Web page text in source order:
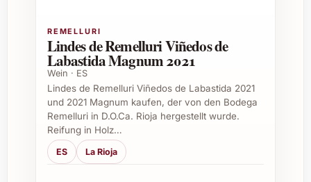
Empfohlene Speisenbegleitung
Gegrilltes Fleisch wie Lamm oder Rind
Herzhafte Eintöpfe und Wildgerichte
Reifer Hartkäse
Provenzalische Küche und mediterrane
Spezialitäten
Anlässe zum Verschenken
REMELLURI
Lindes de Remelluri Viñedos de
Labastida Magnum 2021
Wein · ES
Lindes de Remelluri Viñedos de Labastida 2021
und 2021 Magnum kaufen, der von den Bodega
Remelluri in D.O.Ca. Rioja hergestellt wurde.
Reifung in Holz…
ES La Rioja